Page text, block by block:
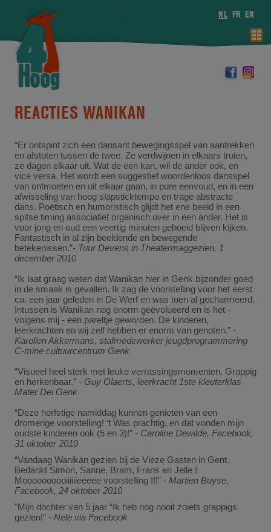
NL FR EN
REACTIES WANIKAN
“Er ontspint zich een dansant bewegingsspel van aantrekken
en afstoten tussen de twee. Ze verdwijnen in elkaars truien,
ze dagen elkaar uit. Wat de een kan, wil de ander ook, en
vice versa. Het wordt een suggestief woordenloos dansspel
van ontmoeten en uit elkaar gaan, in pure eenvoud, en in een
afwisseling van hoog slapsticktempo en trage abstracte
dans. Poëtisch en humoristisch glijdt het ene beeld in een
spitse timing associatief organisch over in een ander. Het is
voor jong en oud een veertig minuten geboeid blijven kijken.
Fantastisch in al zijn beeldende en bewegende
betekenissen.”- Tuur Devens in Theatermaggezien, 1
december 2010
“Ik laat graag weten dat Wanikan hier in Genk bijzonder goed
in de smaak is gevallen. Ik zag de voorstelling voor het eerst
ca. een jaar geleden in De Werf en was toen al gecharmeerd.
Intussen is Wanikan nog enorm geëvolueerd en is het -
volgens mij - een pareltje geworden. De kinderen,
leerkrachten en wij zelf hebben er enorm van genoten.”-
Karolien Akkermans, stafmedewerker jeugdprogrammering
C-mine cultuurcentrum Genk
“Visueel heel sterk met leuke verrassingsmomenten. Grappig
en herkenbaar.” - Guy Olaerts, leerkracht 1ste kleuterklas
Mater Dei Genk
“Deze herfstige namiddag kunnen genieten van een
dromerige voorstelling! ‘t Was prachtig, en dat vonden mijn
oudste kinderen ook (5 en 3)!” - Caroline Dewilde, Facebook,
31 oktober 2010
“Vandaag Wanikan gezien bij de Vieze Gasten in Gent.
Bedankt Simon, Sanne, Bram, Frans en Jelle !
Moooooooooiiiiiieeeee voorstelling !!!”- Martien Buyse,
Facebook, 24 oktober 2010
"Mijn dochter van 5 jaar “Ik heb nog nooit zoiets grappigs
gezien!”- Nele via Facebook